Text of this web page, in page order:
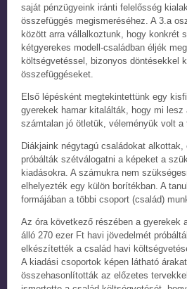
saját pénzügyeink iránti felelősség
összefüggés megismeréséhez. A 3.a
között arra vállalkoztunk, hogy konkrét
kétgyerekes modell-családban éljék
költségvetéssel, bizonyos döntésekkel
összefüggéseket.
Első lépésként megtekintettünk egy
gyerekek hamar kitalálták, hogy mi lesz
számtalan jó ötletük, véleményük volt a
Diákjaink négytagú családokat
próbálták szétválogatni a képeket a
kiadásokra. A számukra nem
elhelyezték egy külön borítékban. A
formájában a többi csoport (család)
Az óra következő részében a gyerekek
álló 270 ezer Ft havi jövedelmét
elkészítették a család havi
A kiadási csoportok képen látható
összehasonlították az előzetes